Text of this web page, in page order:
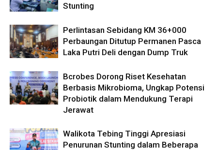
Stunting
Perlintasan Sebidang KM 36+000
Perbaungan Ditutup Permanen Pasca
Laka Putri Deli dengan Dump Truk
Bcrobes Dorong Riset Kesehatan
Berbasis Mikrobioma, Ungkap Potensi
Probiotik dalam Mendukung Terapi
Jerawat
Walikota Tebing Tinggi Apresiasi
Penurunan Stunting dalam Beberapa